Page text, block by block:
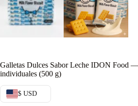
Galletas Dulces Sabor Leche IDON Food —
individuales (500 g)
$ USD